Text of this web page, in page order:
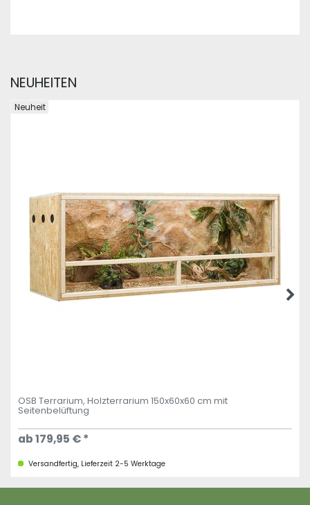
NEUHEITEN
Neuheit
OSB Terrarium, Holzterrarium 150x60x60 cm mit
Seitenbelüftung
ab 179,95 € *
Versandfertig, Lieferzeit 2-5 Werktage